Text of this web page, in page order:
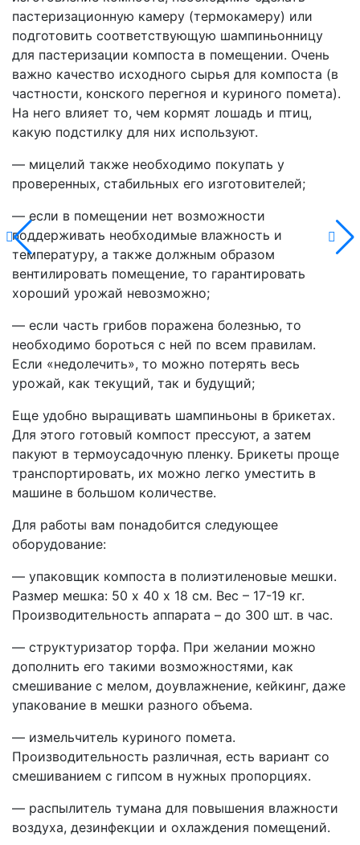
пастеризационную камеру (термокамеру) или
подготовить соответствующую шампиньонницу
для пастеризации компоста в помещении. Очень
важно качество исходного сырья для компоста (в
частности, конского перегноя и куриного помета).
На него влияет то, чем кормят лошадь и птиц,
какую подстилку для них используют.
— мицелий также необходимо покупать у
проверенных, стабильных его изготовителей;
— если в помещении нет возможности
поддерживать необходимые влажность и
температуру, а также должным образом
вентилировать помещение, то гарантировать
хороший урожай невозможно;
— если часть грибов поражена болезнью, то
необходимо бороться с ней по всем правилам.
Если «недолечить», то можно потерять весь
урожай, как текущий, так и будущий;
Еще удобно выращивать шампиньоны в брикетах.
Для этого готовый компост прессуют, а затем
пакуют в термоусадочную пленку. Брикеты проще
транспортировать, их можно легко уместить в
машине в большом количестве.
Для работы вам понадобится следующее
оборудование:
— упаковщик компоста в полиэтиленовые мешки.
Размер мешка: 50 х 40 х 18 см. Вес – 17-19 кг.
Производительность аппарата – до 300 шт. в час.
— структуризатор торфа. При желании можно
дополнить его такими возможностями, как
смешивание с мелом, доувлажнение, кейкинг, даже
упакование в мешки разного объема.
— измельчитель куриного помета.
Производительность различная, есть вариант со
смешиванием с гипсом в нужных пропорциях.
— распылитель тумана для повышения влажности
воздуха, дезинфекции и охлаждения помещений.